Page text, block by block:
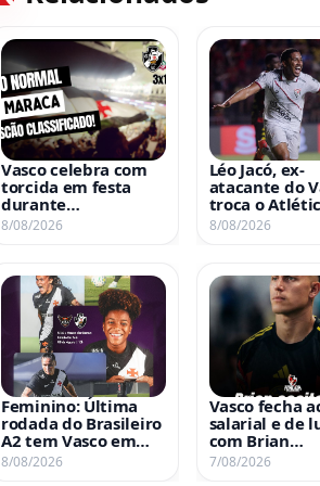
Vasco celebra com
torcida em festa
durante
classificação contra
8/08/2026
Léo Jacó, ex-
atacante do
troca o
pelo Santa
8/08/2026
Feminino: Última
rodada do Brasileiro
A2 tem Vasco em
duelo fora de casa
8/08/2026
Vasco fecha
salarial e de
com Brian
Rodríguez e
7/08/2026